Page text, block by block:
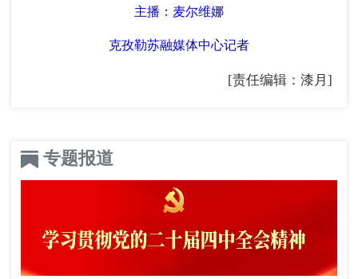
主播：麦尔维娜
克孜勒苏融媒体中心记者
[责任编辑：漆月]
专题报道